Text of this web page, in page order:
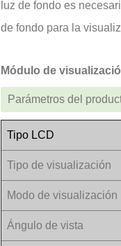
luz de fondo es
de fondo para la
Módulo de
Parámetros del
Tipo LCD
Tipo de visualización
Modo de visualización
Ángulo de vista